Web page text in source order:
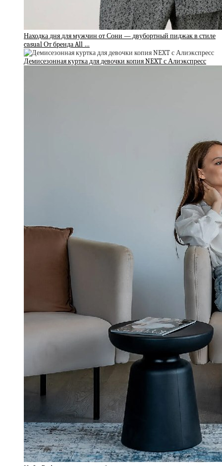
Находка дня для мужчин от Сони — двубортный пиджак в стиле
casual От бренда All …
Демисезонная куртка для девочки копия NEXT с Алиэкспресс